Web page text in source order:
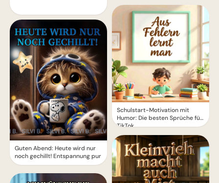
Guten Abend: Heute wird nur
noch gechillt! Entspannung pur
Schulstart-Motivation mit
Humor: Die besten Sprüche für
TikTok